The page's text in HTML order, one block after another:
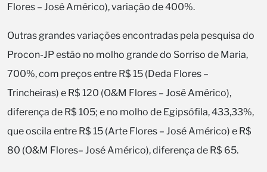
Flores – José Américo), variação de 400%.
Outras grandes variações encontradas pela pesquisa do
Procon-JP estão no molho grande do Sorriso de Maria,
700%, com preços entre R$ 15 (Deda Flores –
Trincheiras) e R$ 120 (O&M Flores – José Américo),
diferença de R$ 105; e no molho de Egipsófila, 433,33%,
que oscila entre R$ 15 (Arte Flores – José Américo) e R$
80 (O&M Flores– José Américo), diferença de R$ 65.